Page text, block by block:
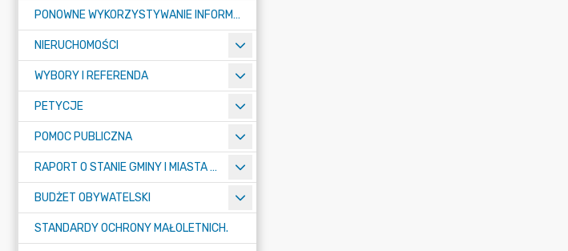
PONOWNE WYKORZYSTYWANIE INFORMACJI SEKTORA PUBLICZNEGO
NIERUCHOMOŚCI
WYBORY I REFERENDA
PETYCJE
POMOC PUBLICZNA
RAPORT O STANIE GMINY I MIASTA TULISZKÓW
BUDŻET OBYWATELSKI
STANDARDY OCHRONY MAŁOLETNICH.